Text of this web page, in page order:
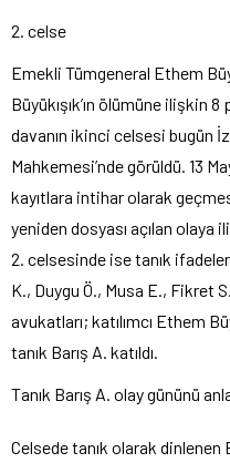
2. celse
Emekli Tümgeneral Ethem
Büyükışık’ın ölümüne ilişkin
davanın ikinci celsesi bugün
Mahkemesi’nde görüldü. 13
kayıtlara intihar olarak
yeniden dosyası açılan olaya
2. celsesinde ise tanık
K., Duygu Ö., Musa E., Fikret
avukatları; katılımcı Ethem
tanık Barış A. katıldı.
Tanık Barış A. olay gününü
Celsede tanık olarak dinlenen